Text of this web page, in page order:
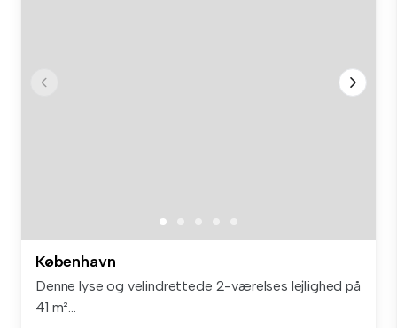
København
Denne lyse og velindrettede 2-værelses lejlighed på
41 m²...